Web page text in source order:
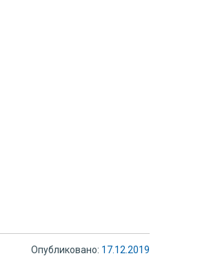
Опубликовано: 17.12.2019